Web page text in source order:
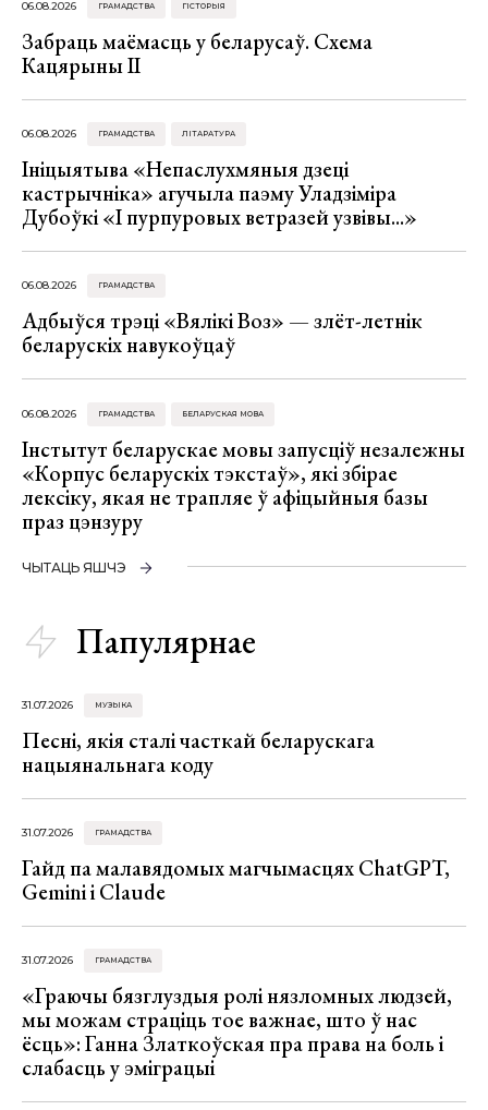
06.08.2026 ГРАМАДСТВА ГІСТОРЫЯ
Забраць маёмасць у беларусаў. Схема
Кацярыны ІІ
06.08.2026 ГРАМАДСТВА ЛІТАРАТУРА
Ініцыятыва «Непаслухмяныя дзеці
кастрычніка» агучыла паэму Уладзіміра
Дубоўкі «І пурпуровых ветразей узвівы...»
06.08.2026 ГРАМАДСТВА
Адбыўся трэці «Вялікі Воз» — злёт-летнік
беларускіх навукоўцаў
06.08.2026 ГРАМАДСТВА БЕЛАРУСКАЯ МОВА
Інстытут беларускае мовы запусціў незалежны
«Корпус беларускіх тэкстаў», які збірае
лексіку, якая не трапляе ў афіцыйныя базы
праз цэнзуру
ЧЫТАЦЬ ЯШЧЭ
Папулярнае
31.07.2026 МУЗЫКА
Песні, якія сталі часткай беларускага
нацыянальнага коду
31.07.2026 ГРАМАДСТВА
Гайд па малавядомых магчымасцях ChatGPT,
Gemini і Claude
31.07.2026 ГРАМАДСТВА
«Граючы бязглуздыя ролі нязломных людзей,
мы можам страціць тое важнае, што ў нас
ёсць»: Ганна Златкоўская пра права на боль і
слабасць у эміграцыі